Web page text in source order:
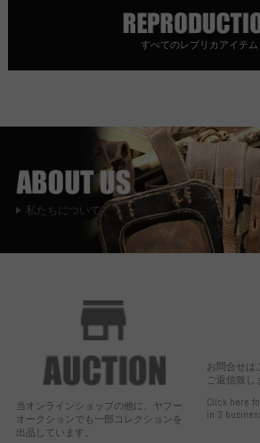
すべてのレプリカアイテム
私たちについて
当オンラインショップの他に、ヤフー
オークションでも一部コレクションを
出品しています。
お問合せは
ご返信致し
Click here
in 3